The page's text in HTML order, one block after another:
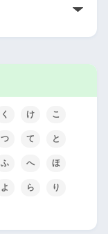
く け こ
つ て と
ふ へ ほ
よ ら り